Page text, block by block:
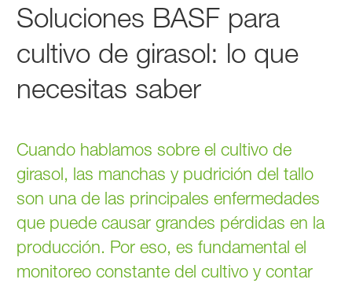
Soluciones BASF para
cultivo de girasol: lo que
necesitas saber
Cuando hablamos sobre el cultivo de
girasol, las manchas y pudrición del tallo
son una de las principales enfermedades
que puede causar grandes pérdidas en la
producción. Por eso, es fundamental el
monitoreo constante del cultivo y contar